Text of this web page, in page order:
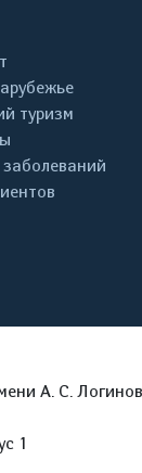
туризм
А. С.
1